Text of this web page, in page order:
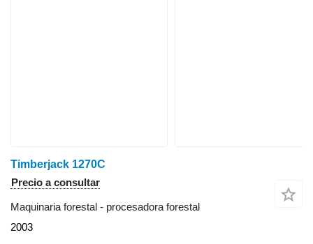
Timberjack 1270C
Precio a consultar
Maquinaria forestal - procesadora forestal
2003